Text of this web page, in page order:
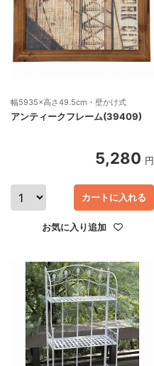
幅5935×高さ49.5cm・壁かけ式
アンティークフレーム(39409)
5,280 円
カートに入れる
お気に入り追加